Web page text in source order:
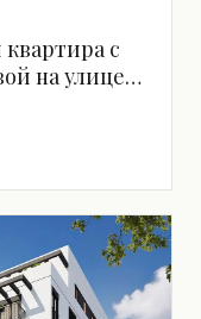
с
на улице